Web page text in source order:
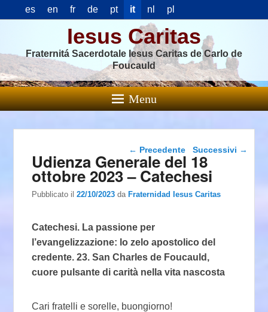
es en fr de pt it nl pl
Iesus Caritas
Fraternitá Sacerdotale Iesus Caritas de Carlo de
Foucauld
Menu
Navigazione articolo
← Precedente Successivi →
Udienza Generale del 18
ottobre 2023 – Catechesi
Pubblicato il22/10/2023 daFraternidad Iesus Caritas
Catechesi. La passione per
l’evangelizzazione: lo zelo apostolico del
credente. 23. San Charles de Foucauld,
cuore pulsante di carità nella vita nascosta
Cari fratelli e sorelle, buongiorno!